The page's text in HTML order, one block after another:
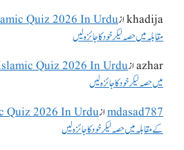
khadijaاز
مقابلہ میں حصہ لیکر خود کا جائزہ لیں
azharاز
میں حصہ لیکر خود کا جائزہ لیں
mdasad787از
کے مقابلہ میں حصہ لیکر خود کا جائزہ لیں